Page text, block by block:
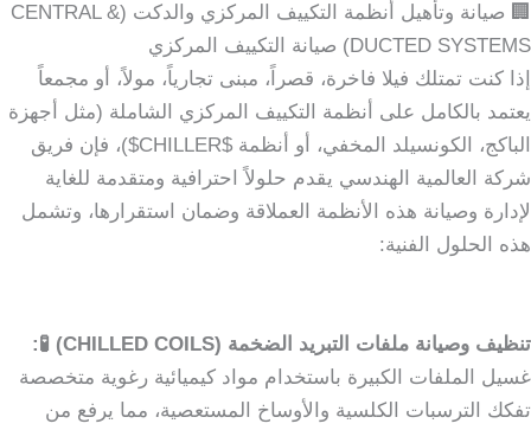
🏢 صيانة وتأهيل أنظمة التكييف المركزي والدكت (CENTRAL &
DUCTED SYSTEMS) صيانة التكييف المركزي
إذا كنت تمتلك فيلا فاخرة، قصراً، مبنى تجارياً، مولاً، أو مجمعاً
يعتمد بالكامل على أنظمة التكييف المركزي الشاملة (مثل أجهزة
الباكج، الكونسيلد المخفي، أو أنظمة $CHILLER$)، فإن فريق
شركة العالمية الهندسي يقدم حلولاً احترافية ومتقدمة للغاية
لإدارة وصيانة هذه الأنظمة العملاقة وضمان استقرارها، وتشمل
هذه الحلول الفنية:
تنظيف وصيانة ملفات التبريد الضخمة (CHILLED COILS) 🧪:
غسيل الملفات الكبيرة باستخدام مواد كيميائية رغوية متخصصة
تفكك الترسبات الكلسية والأوساخ المستعصية، مما يرفع من